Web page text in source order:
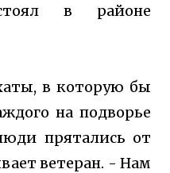
в районе
в которую бы
на подворье
прятались от
ветеран. - Нам